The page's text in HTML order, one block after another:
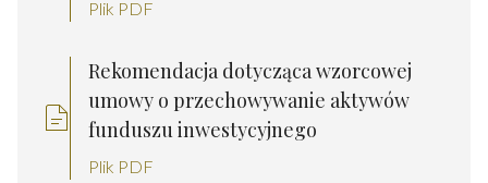
Plik PDF
Rekomendacja dotycząca wzorcowej
umowy o przechowywanie aktywów
funduszu inwestycyjnego
Plik PDF